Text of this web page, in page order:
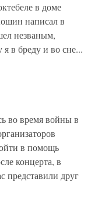
в доме
написал в
незваным,
в бреду и во сне...
во время войны в
в помощь
концерта, в
представили друг